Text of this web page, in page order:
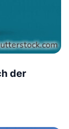
der